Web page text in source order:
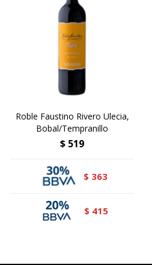
Roble Faustino Rivero Ulecia,
Bobal/Tempranillo
$ 519
$ 363
$ 415